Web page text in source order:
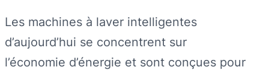
Les machines à laver intelligentes
d’aujourd’hui se concentrent sur
l’économie d’énergie et sont conçues pour